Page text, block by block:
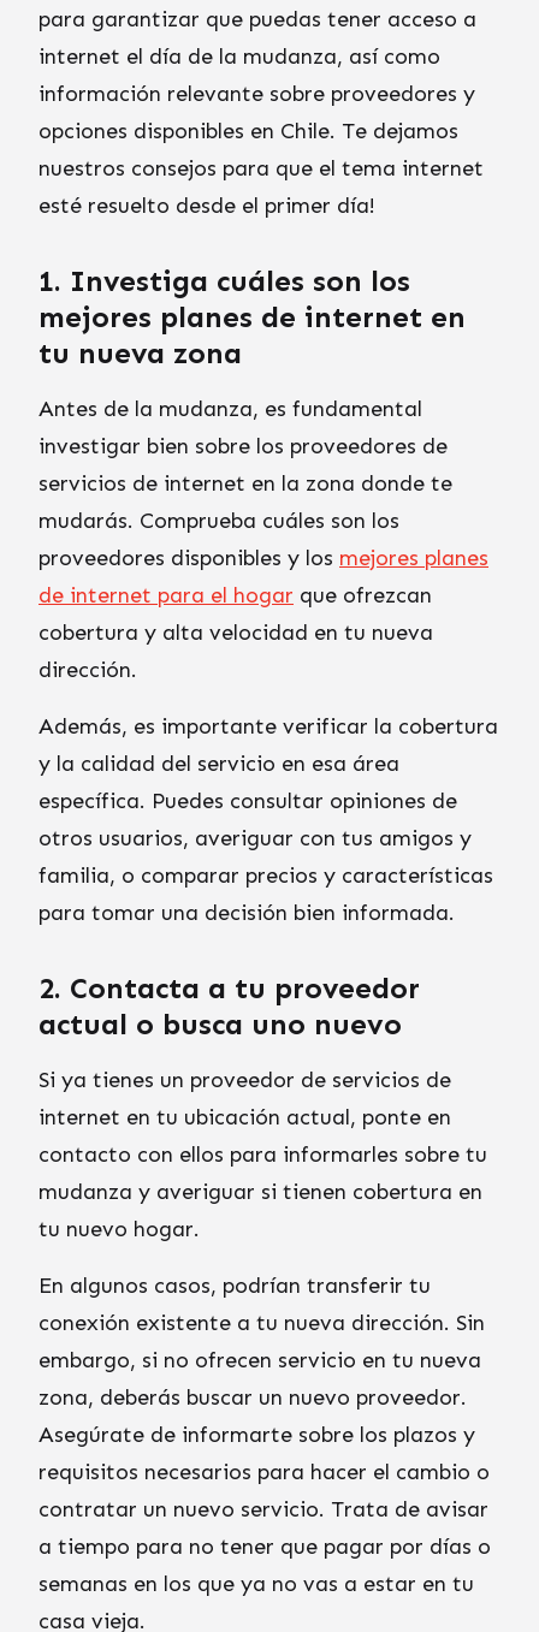
para garantizar que puedas tener acceso a
internet el día de la mudanza, así como
información relevante sobre proveedores y
opciones disponibles en Chile. Te dejamos
nuestros consejos para que el tema internet
esté resuelto desde el primer día!
1. Investiga cuáles son los
mejores planes de internet en
tu nueva zona
Antes de la mudanza, es fundamental
investigar bien sobre los proveedores de
servicios de internet en la zona donde te
mudarás. Comprueba cuáles son los
proveedores disponibles y los mejores planes
de internet para el hogar que ofrezcan
cobertura y alta velocidad en tu nueva
dirección.
Además, es importante verificar la cobertura
y la calidad del servicio en esa área
específica. Puedes consultar opiniones de
otros usuarios, averiguar con tus amigos y
familia, o comparar precios y características
para tomar una decisión bien informada.
2. Contacta a tu proveedor
actual o busca uno nuevo
Si ya tienes un proveedor de servicios de
internet en tu ubicación actual, ponte en
contacto con ellos para informarles sobre tu
mudanza y averiguar si tienen cobertura en
tu nuevo hogar.
En algunos casos, podrían transferir tu
conexión existente a tu nueva dirección. Sin
embargo, si no ofrecen servicio en tu nueva
zona, deberás buscar un nuevo proveedor.
Asegúrate de informarte sobre los plazos y
requisitos necesarios para hacer el cambio o
contratar un nuevo servicio. Trata de avisar
a tiempo para no tener que pagar por días o
semanas en los que ya no vas a estar en tu
casa vieja.